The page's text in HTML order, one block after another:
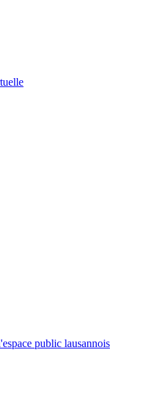
public lausannois